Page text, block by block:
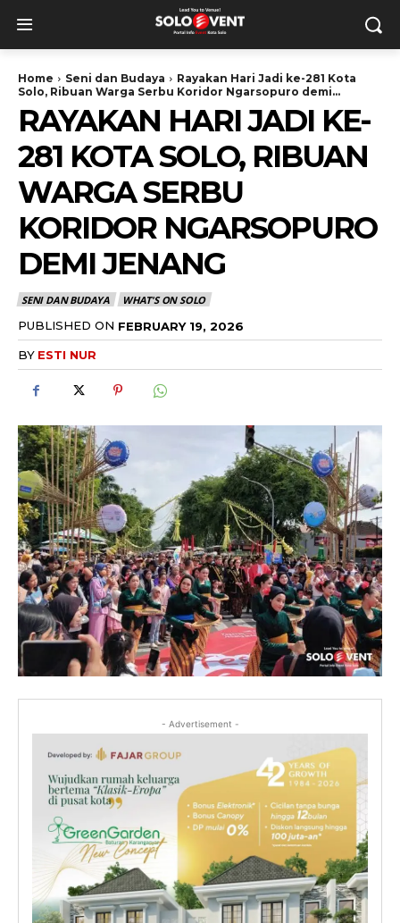
Home Seni dan Budaya
Rayakan Hari Jadi ke-281 Kota
Solo, Ribuan Warga Serbu Koridor Ngarsopuro demi...
RAYAKAN HARI JADI KE-
281 KOTA SOLO, RIBUAN
WARGA SERBU
KORIDOR NGARSOPURO
DEMI JENANG
SENI DAN BUDAYA WHAT'S ON SOLO
PUBLISHED ON FEBRUARY 19, 2026
BY ESTI NUR
- Advertisement -